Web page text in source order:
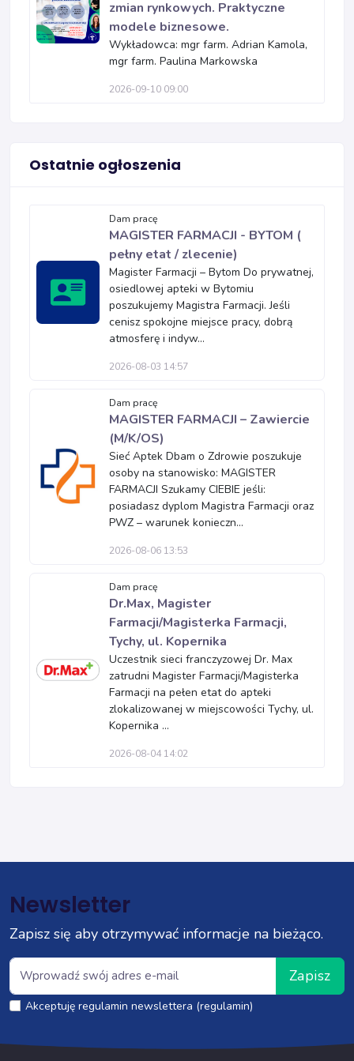
zmian rynkowych. Praktyczne
modele biznesowe.
Wykładowca: mgr farm. Adrian Kamola,
mgr farm. Paulina Markowska
2026-09-10 09:00
Ostatnie ogłoszenia
Dam pracę
MAGISTER FARMACJI - BYTOM (
pełny etat / zlecenie)
Magister Farmacji – Bytom Do prywatnej,
osiedlowej apteki w Bytomiu
poszukujemy Magistra Farmacji. Jeśli
cenisz spokojne miejsce pracy, dobrą
atmosferę i indyw...
2026-08-03 14:57
Dam pracę
MAGISTER FARMACJI – Zawiercie
(M/K/OS)
Sieć Aptek Dbam o Zdrowie poszukuje
osoby na stanowisko: MAGISTER
FARMACJI Szukamy CIEBIE jeśli:
posiadasz dyplom Magistra Farmacji oraz
PWZ – warunek konieczn...
2026-08-06 13:53
Dam pracę
Dr.Max, Magister
Farmacji/Magisterka Farmacji,
Tychy, ul. Kopernika
Uczestnik sieci franczyzowej Dr. Max
zatrudni Magister Farmacji/Magisterka
Farmacji na pełen etat do apteki
zlokalizowanej w miejscowości Tychy, ul.
Kopernika ...
2026-08-04 14:02
Newsletter
Zapisz się aby otrzymywać informacje na bieżąco.
Zapisz
Akceptuję regulamin newslettera (regulamin)